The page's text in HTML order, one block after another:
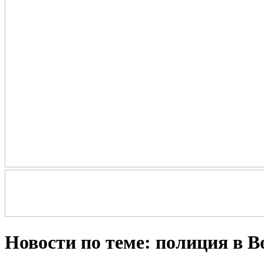
Новости по теме: полиция в